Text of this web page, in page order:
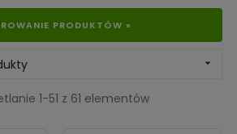
PRODUKTÓW »

1-51 z 61 elementów